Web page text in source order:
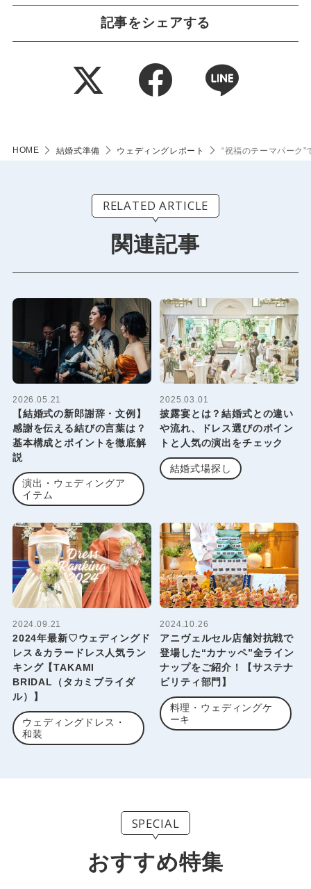
記事をシェアする
HOME 結婚式準備 ウェディングレポート “祝福のテーマパーク
RELATED ARTICLE
関連記事
2026.05.21
【結婚式の新郎謝辞・文例】
感謝を伝える結びの言葉は？
基本構成とポイントを徹底解
説
演出・ウェディングア
イテム
2025.03.01
披露宴とは？結婚式との違い
や流れ、ドレス選びのポイン
トと人気の演出をチェック
結婚式場探し
2024.09.21
2024年最新♡ウェディングド
レス＆カラードレス人気ラン
キング【TAKAMI
BRIDAL（タカミブライダ
ル）】
ウェディングドレス・
和装
2024.10.26
アニヴェルセル店舗対抗戦で
登場した“カナッペ”全ライン
ナップをご紹介！【サステナ
ビリティ部門】
料理・ウェディングケ
ーキ
SPECIAL
おすすめ特集